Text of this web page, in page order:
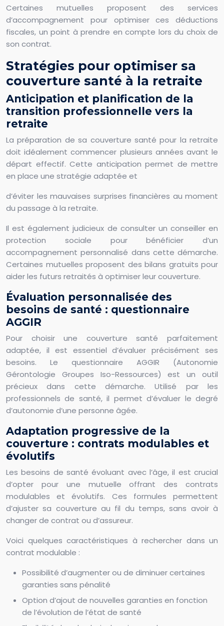
Certaines mutuelles proposent des services
d’accompagnement pour optimiser ces déductions
fiscales, un point à prendre en compte lors du choix de
son contrat.
Stratégies pour optimiser sa
couverture santé à la retraite
Anticipation et planification de la
transition professionnelle vers la
retraite
La préparation de sa couverture santé pour la retraite
doit idéalement commencer plusieurs années avant le
départ effectif. Cette anticipation permet de mettre
en place une stratégie adaptée et
d’éviter les mauvaises surprises financières au moment
du passage à la retraite.
Il est également judicieux de consulter un conseiller en
protection sociale pour bénéficier d’un
accompagnement personnalisé dans cette démarche.
Certaines mutuelles proposent des bilans gratuits pour
aider les futurs retraités à optimiser leur couverture.
Évaluation personnalisée des
besoins de santé : questionnaire
AGGIR
Pour choisir une couverture santé parfaitement
adaptée, il est essentiel d’évaluer précisément ses
besoins. Le questionnaire AGGIR (Autonomie
Gérontologie Groupes Iso-Ressources) est un outil
précieux dans cette démarche. Utilisé par les
professionnels de santé, il permet d’évaluer le degré
d’autonomie d’une personne âgée.
Adaptation progressive de la
couverture : contrats modulables et
évolutifs
Les besoins de santé évoluant avec l’âge, il est crucial
d’opter pour une mutuelle offrant des contrats
modulables et évolutifs. Ces formules permettent
d’ajuster sa couverture au fil du temps, sans avoir à
changer de contrat ou d’assureur.
Voici quelques caractéristiques à rechercher dans un
contrat modulable :
Possibilité d’augmenter ou de diminuer certaines
garanties sans pénalité
Option d’ajout de nouvelles garanties en fonction
de l’évolution de l’état de santé